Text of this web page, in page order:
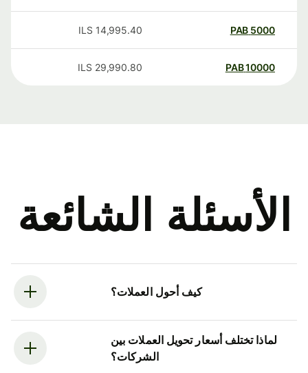
5000
PAB
14,995.40
ILS
10000
PAB
29,990.80
ILS
الأسئلة الشائعة
كيف أحول العملات؟
لماذا تختلف أسعار تحويل العملات بين
الشركات؟